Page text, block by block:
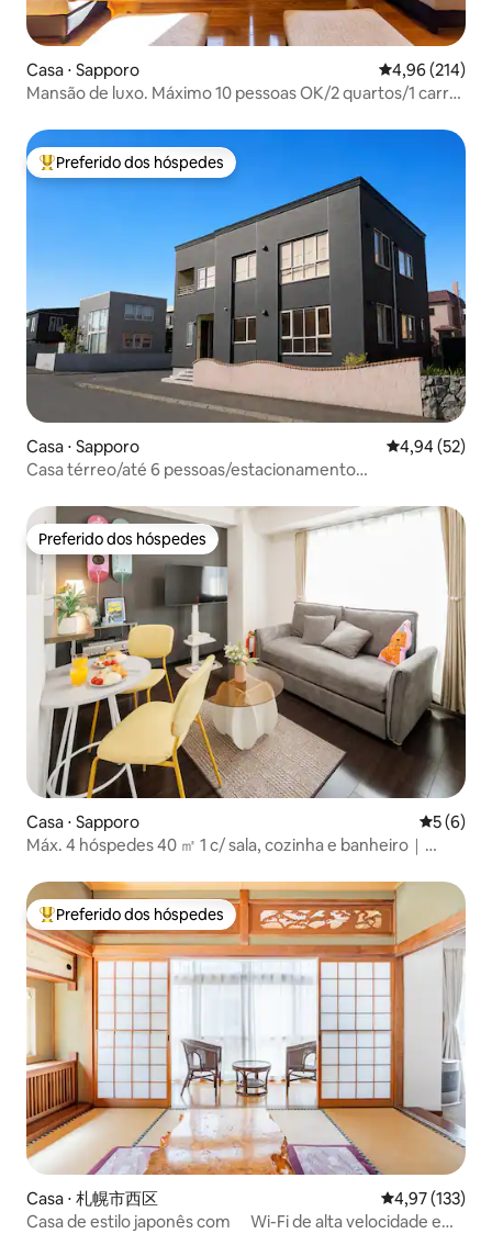
Casa ⋅ Sapporo 4,96 de uma
4,96 (214)
Mansão de luxo. Máximo 10 pessoas OK/2 quartos/1 carro
Entre os melhores preferidos dos hóspedes
Preferido dos hóspedes
Casa ⋅ Sapporo 4,94 de uma
4,94 (52)
Casa térreo/até 6 pessoas/estacionamento
Preferido dos hóspedes
Preferido dos hóspedes
Casa ⋅ Sapporo 5 de
5 (6)
Máx. 4 hóspedes 40 ㎡ 1 c/ sala, cozinha e banheiro｜
Entre os melhores preferidos dos hóspedes
Preferido dos hóspedes
Casa ⋅ 札幌市西区 4,97 de uma
4,97 (133)
Casa de estilo japonês com Wi-Fi de alta velocidade e